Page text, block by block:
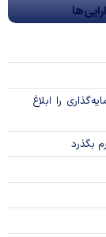
را ابلاغ
بگذرد